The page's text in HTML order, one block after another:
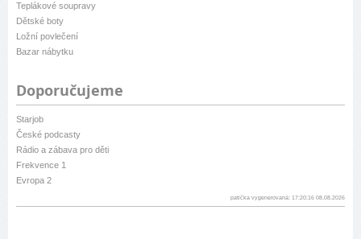
Teplákové soupravy
Dětské boty
Ložní povlečení
Bazar nábytku
Doporučujeme
Starjob
České podcasty
Rádio a zábava pro děti
Frekvence 1
Evropa 2
patička vygenerovaná: 17:20:16 08.08.2026